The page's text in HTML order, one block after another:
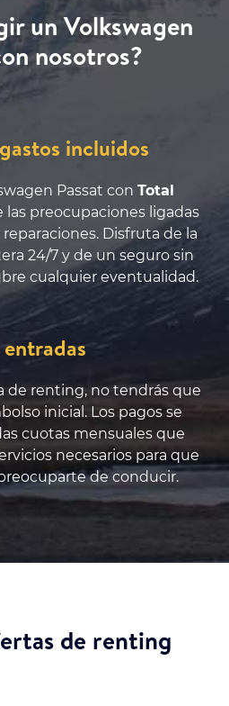
un Volkswagen
nosotros?
incluidos
Passat con Total
las preocupaciones ligadas
Disfruta de la
24/7 y de un seguro sin
cualquier eventualidad.
entradas
de renting, no tendrás que
inicial. Los pagos se
cuotas mensuales que
necesarios para que
de conducir.
de renting